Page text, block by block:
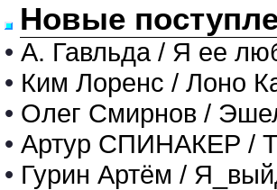
Новые
• А. Гавльда / Я ее
• Ким Лоренс / Лоно
• Олег Смирнов /
• Артур СПИНАКЕР /
• Гурин Артём /